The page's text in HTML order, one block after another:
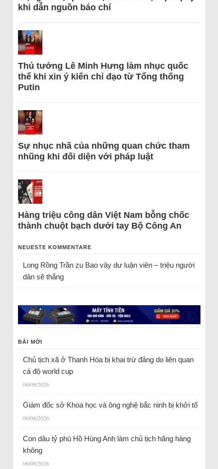
khi dẫn nguồn báo chí
Thủ tướng Lê Minh Hưng làm nhục quốc
thể khi xin ý kiến chỉ đạo từ Tổng thống
Putin
Sự nhục nhã của những quan chức tham
nhũng khi đối diện với pháp luật
Hàng triệu công dân Việt Nam bỗng chốc
thành chuột bạch dưới tay Bộ Công An
NEUESTE KOMMENTARE
Long Rồng Trầnzu Bao vây dư luận viên – triệu người
dân sẽ thắng
BÀI MỚI
Chủ tịch xã ở Thanh Hóa bị khai trừ đảng do liên quan
cá độ world cup
06/08/2026
Giám đốc sở Khoa học và ông nghệ bắc ninh bị khởi tố
06/08/2026
Con dâu tỷ phú Hồ Hùng Anh làm chủ tịch hãng hàng
không
06/08/2026